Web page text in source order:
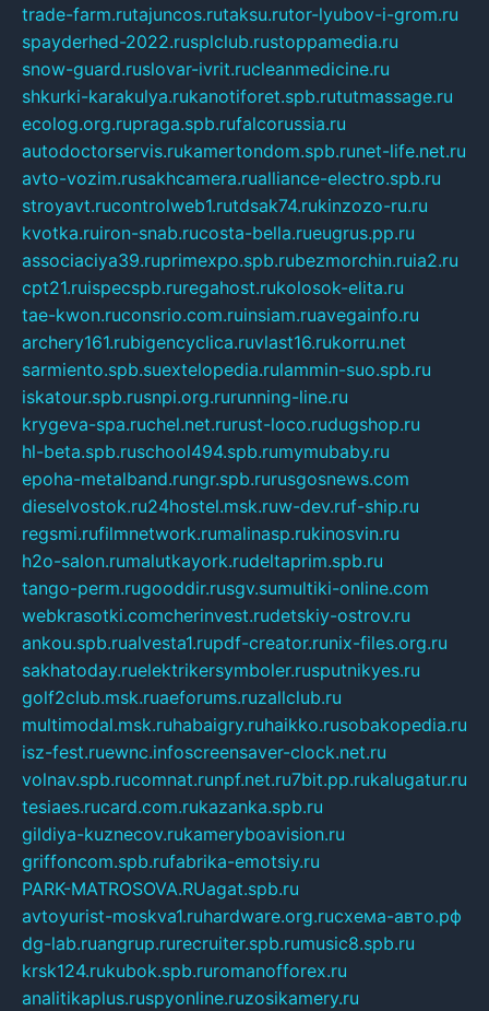
trade-farm.rutajuncos.rutaksu.rutor-lyubov-i-grom.ru
spayderhed-2022.rusplclub.rustoppamedia.ru
snow-guard.ruslovar-ivrit.rucleanmedicine.ru
shkurki-karakulya.rukanotiforet.spb.rututmassage.ru
ecolog.org.rupraga.spb.rufalcorussia.ru
autodoctorservis.rukamertondom.spb.runet-life.net.ru
avto-vozim.rusakhcamera.rualliance-electro.spb.ru
stroyavt.rucontrolweb1.rutdsak74.rukinzozo-ru.ru
kvotka.ruiron-snab.rucosta-bella.rueugrus.pp.ru
associaciya39.ruprimexpo.spb.rubezmorchin.ruia2.ru
cpt21.ruispecspb.ruregahost.rukolosok-elita.ru
tae-kwon.ruconsrio.com.ruinsiam.ruavegainfo.ru
archery161.rubigencyclica.ruvlast16.rukorru.net
sarmiento.spb.suextelopedia.rulammin-suo.spb.ru
iskatour.spb.rusnpi.org.rurunning-line.ru
krygeva-spa.ruchel.net.rurust-loco.rudugshop.ru
hl-beta.spb.ruschool494.spb.rumymubaby.ru
epoha-metalband.rungr.spb.rurusgosnews.com
dieselvostok.ru24hostel.msk.ruw-dev.ruf-ship.ru
regsmi.rufilmnetwork.rumalinasp.rukinosvin.ru
h2o-salon.rumalutkayork.rudeltaprim.spb.ru
tango-perm.rugooddir.rusgv.sumultiki-online.com
webkrasotki.comcherinvest.rudetskiy-ostrov.ru
ankou.spb.rualvesta1.rupdf-creator.runix-files.org.ru
sakhatoday.ruelektrikersymboler.rusputnikyes.ru
golf2club.msk.ruaeforums.ruzallclub.ru
multimodal.msk.ruhabaigry.ruhaikko.rusobakopedia.ru
isz-fest.ruewnc.infoscreensaver-clock.net.ru
volnav.spb.rucomnat.runpf.net.ru7bit.pp.rukalugatur.ru
tesiaes.rucard.com.rukazanka.spb.ru
gildiya-kuznecov.rukameryboavision.ru
griffoncom.spb.rufabrika-emotsiy.ru
PARK-MATROSOVA.RUagat.spb.ru
avtoyurist-moskva1.ruhardware.org.ruсхема-авто.рф
dg-lab.ruangrup.rurecruiter.spb.rumusic8.spb.ru
krsk124.rukubok.spb.ruromanofforex.ru
analitikaplus.ruspyonline.ruzosikamery.ru